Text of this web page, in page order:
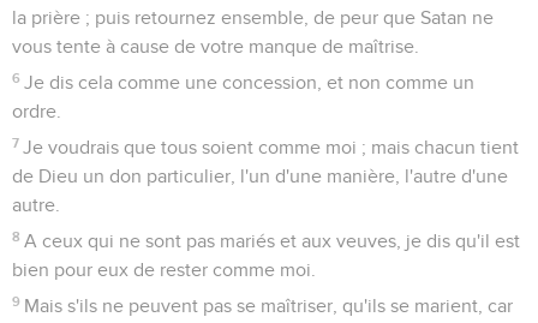
la prière ; puis retournez ensemble, de peur que Satan ne
vous tente à cause de votre manque de maîtrise.
6 Je dis cela comme une concession, et non comme un
ordre.
7 Je voudrais que tous soient comme moi ; mais chacun tient
de Dieu un don particulier, l'un d'une manière, l'autre d'une
autre.
8 A ceux qui ne sont pas mariés et aux veuves, je dis qu'il est
bien pour eux de rester comme moi.
9 Mais s'ils ne peuvent pas se maîtriser, qu'ils se marient, car